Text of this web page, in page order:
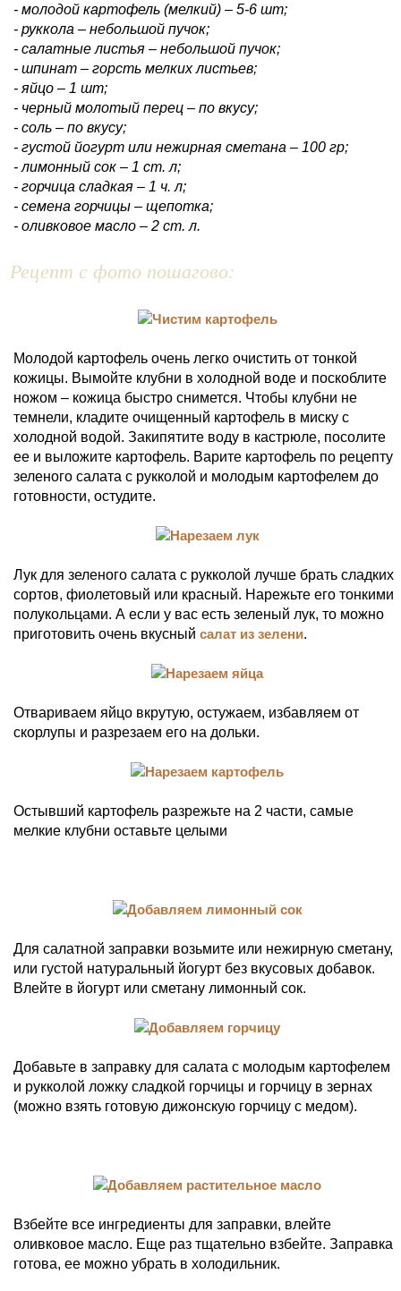
- молодой картофель (мелкий) – 5-6 шт;
- руккола – небольшой пучок;
- салатные листья – небольшой пучок;
- шпинат – горсть мелких листьев;
- яйцо – 1 шт;
- черный молотый перец – по вкусу;
- соль – по вкусу;
- густой йогурт или нежирная сметана – 100 гр;
- лимонный сок – 1 ст. л;
- горчица сладкая – 1 ч. л;
- семена горчицы – щепотка;
- оливковое масло – 2 ст. л.
Рецепт с фото пошагово:
Молодой картофель очень легко очистить от тонкой
кожицы. Вымойте клубни в холодной воде и поскоблите
ножом – кожица быстро снимется. Чтобы клубни не
темнели, кладите очищенный картофель в миску с
холодной водой. Закипятите воду в кастрюле, посолите
ее и выложите картофель. Варите картофель по рецепту
зеленого салата с рукколой и молодым картофелем до
готовности, остудите.
Лук для зеленого салата с рукколой лучше брать сладких
сортов, фиолетовый или красный. Нарежьте его тонкими
полукольцами. А если у вас есть зеленый лук, то можно
приготовить очень вкусный салат из зелени.
Отвариваем яйцо вкрутую, остужаем, избавляем от
скорлупы и разрезаем его на дольки.
Остывший картофель разрежьте на 2 части, самые
мелкие клубни оставьте целыми
Для салатной заправки возьмите или нежирную сметану,
или густой натуральный йогурт без вкусовых добавок.
Влейте в йогурт или сметану лимонный сок.
Добавьте в заправку для салата с молодым картофелем
и рукколой ложку сладкой горчицы и горчицу в зернах
(можно взять готовую дижонскую горчицу с медом).
Взбейте все ингредиенты для заправки, влейте
оливковое масло. Еще раз тщательно взбейте. Заправка
готова, ее можно убрать в холодильник.